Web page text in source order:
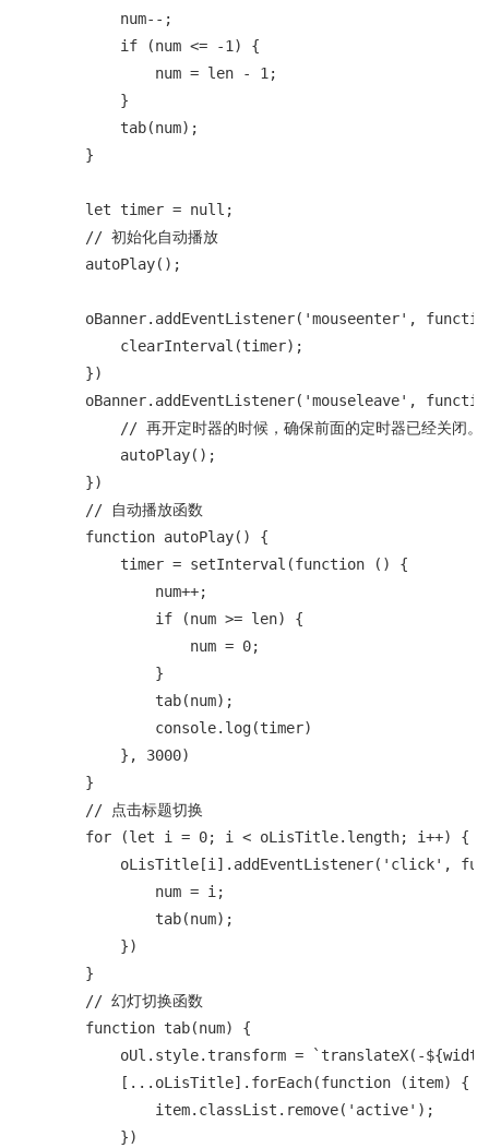
num--;
if (num <= -1) {
num = len - 1;
}
tab(num);
}
let timer = null;
// 初始化自动播放
autoPlay();
oBanner.addEventListener('mouseenter',
clearInterval(timer);
})
oBanner.addEventListener('mouseleave',
// 再开定时器的时候，确保前面的定时器已经关闭。
autoPlay();
})
// 自动播放函数
function autoPlay() {
timer = setInterval(function () {
num++;
if (num >= len) {
num = 0;
}
tab(num);
console.log(timer)
}, 3000)
}
// 点击标题切换
for (let i = 0; i < oLisTitle.length; i++) {
oLisTitle[i].addEventListener('click',
num = i;
tab(num);
})
}
// 幻灯切换函数
function tab(num) {
oUl.style.transform = `translateX(-${width *
[...oLisTitle].forEach(function (item) {
item.classList.remove('active');
})